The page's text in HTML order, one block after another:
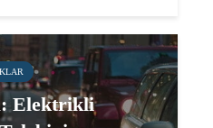
Elektrikli